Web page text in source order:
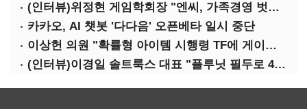
(인터뷰)위정현 게임학회장 "엔씨, 가족경영 벗어나 세대교체해야"
카카오, AI 챗봇 '다다음' 오픈베타 일시 중단
이상헌 의원 "확률형 아이템 시행령 TF에 게이머 의견 대변할 사람 없어"
(인터뷰)이경일 솔트룩스 대표 "플루닛 필두로 400억 연매출 목표"